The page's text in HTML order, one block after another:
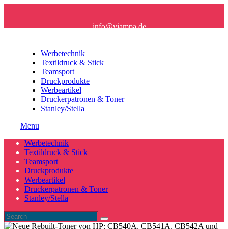
info@viampa.de
Werbetechnik
Textildruck & Stick
Teamsport
Druckprodukte
Werbeartikel
Druckerpatronen & Toner
Stanley/Stella
Menu
Werbetechnik
Textildruck & Stick
Teamsport
Druckprodukte
Werbeartikel
Druckerpatronen & Toner
Stanley/Stella